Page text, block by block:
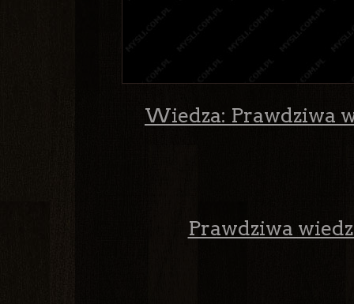
Wiedza: Prawdziwa
Prawdziwa